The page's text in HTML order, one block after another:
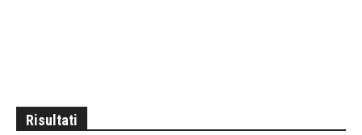
Risultati